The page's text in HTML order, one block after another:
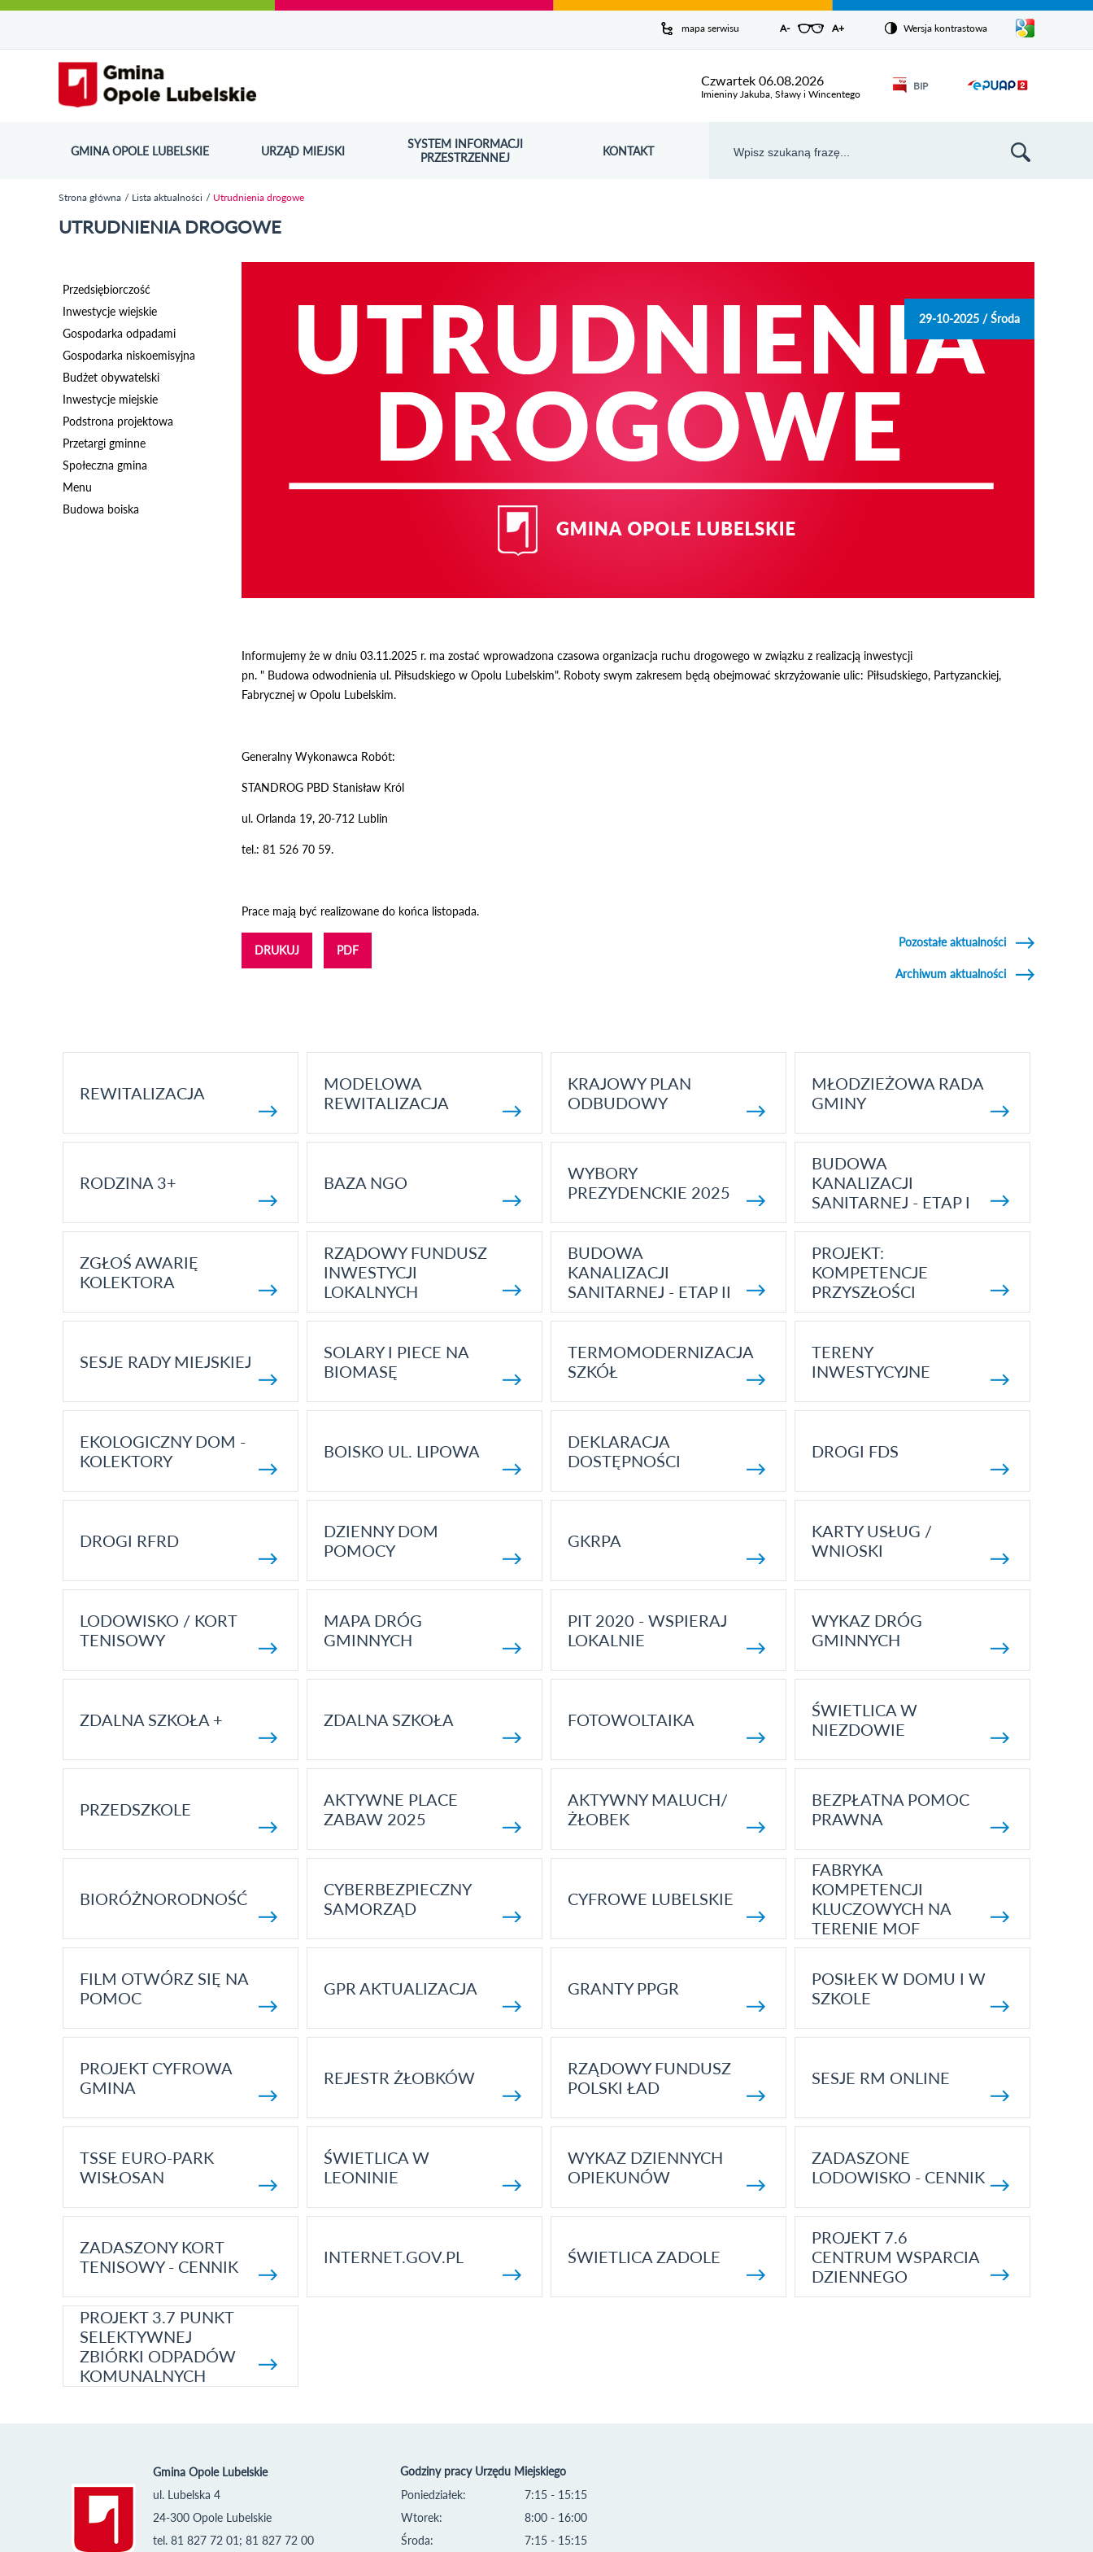
do
strony
do
menu
wyszukiwarki
ścieżki
nawigacyjnej
kategorii
aktualności
do
kalendarza
wydarzeń
do
galerii
do
stopki
mapa serwisu A-pomniejsz czcionkę
Zresetuj czcionkę
A+ powiększ czcionkęWersja kontrastowa
Pokaż/ukryj
listę
języków
Czwartek 06.08.2026
Imieniny Jakuba, Sławy i Wincentego
BIPOdnośnik
GMINA OPOLE LUBELSKIE URZĄD MIEJSKI
SYSTEM INFORMACJI
PRZESTRZENNEJ
ODNOŚNIK OTWORZY SIĘ W NOWYM OKNIE KONTAKT
Strona główna Lista aktualności Utrudnienia drogowe
UTRUDNIENIA DROGOWE
Przedsiębiorczość
Inwestycje wiejskie
Gospodarka odpadami
Gospodarka niskoemisyjna
Budżet obywatelski
Inwestycje miejskie
Podstrona projektowa
Przetargi gminne
Społeczna gmina
Menu
Budowa boiska
29-10-2025 / Środa
Informujemy że w dniu 03.11.2025 r. ma zostać wprowadzona czasowa organizacja ruchu drogowego w związku z realizacją inwestycji
pn. " Budowa odwodnienia ul. Piłsudskiego w Opolu Lubelskim". Roboty swym zakresem będą obejmować skrzyżowanie ulic: Piłsudskiego, Partyzanckiej,
Fabrycznej w Opolu Lubelskim.
Generalny Wykonawca Robót:
STANDROG PBD Stanisław Król
ul. Orlanda 19, 20-712 Lublin
tel.: 81 526 70 59.
Prace mają być realizowane do końca listopada.
DRUKUJ PDF
Pozostałe aktualności
Archiwum aktualności
REWITALIZACJA
MODELOWA
REWITALIZACJA
KRAJOWY PLAN
ODBUDOWY
MŁODZIEŻOWA RADA
GMINY
RODZINA 3+ BAZA NGO
WYBORY
PREZYDENCKIE 2025
BUDOWA
KANALIZACJI
SANITARNEJ - ETAP I
ZGŁOŚ AWARIĘ
KOLEKTORA
RZĄDOWY FUNDUSZ
INWESTYCJI
LOKALNYCH
BUDOWA
KANALIZACJI
SANITARNEJ - ETAP II
PROJEKT:
KOMPETENCJE
PRZYSZŁOŚCI
SESJE RADY MIEJSKIEJ
SOLARY I PIECE NA
BIOMASĘ
TERMOMODERNIZACJA
SZKÓŁ
TERENY
INWESTYCYJNE
EKOLOGICZNY DOM -
KOLEKTORY
BOISKO UL. LIPOWA
DEKLARACJA
DOSTĘPNOŚCI
DROGI FDS
DROGI RFRD
DZIENNY DOM
POMOCY
GKRPA
KARTY USŁUG /
WNIOSKI
LODOWISKO / KORT
TENISOWY
MAPA DRÓG
GMINNYCH
PIT 2020 - WSPIERAJ
LOKALNIE
WYKAZ DRÓG
GMINNYCH
ZDALNA SZKOŁA + ZDALNA SZKOŁA FOTOWOLTAIKA
ŚWIETLICA W
NIEZDOWIE
PRZEDSZKOLE
AKTYWNE PLACE
ZABAW 2025
AKTYWNY MALUCH/
ŻŁOBEK
BEZPŁATNA POMOC
PRAWNA
BIORÓŻNORODNOŚĆ
CYBERBEZPIECZNY
SAMORZĄD
CYFROWE LUBELSKIE
FABRYKA
KOMPETENCJI
KLUCZOWYCH NA
TERENIE MOF
FILM OTWÓRZ SIĘ NA
POMOC
GPR AKTUALIZACJA GRANTY PPGR
POSIŁEK W DOMU I W
SZKOLE
PROJEKT CYFROWA
GMINA
REJESTR ŻŁOBKÓW
RZĄDOWY FUNDUSZ
POLSKI ŁAD
SESJE RM ONLINE
TSSE EURO-PARK
WISŁOSAN
ŚWIETLICA W
LEONINIE
WYKAZ DZIENNYCH
OPIEKUNÓW
ZADASZONE
LODOWISKO - CENNIK
ZADASZONY KORT
TENISOWY - CENNIK
INTERNET.GOV.PL ŚWIETLICA ZADOLE
PROJEKT 7.6
CENTRUM WSPARCIA
DZIENNEGO
PROJEKT 3.7 PUNKT
SELEKTYWNEJ
ZBIÓRKI ODPADÓW
KOMUNALNYCH
Gmina Opole Lubelskie
ul. Lubelska 4
24-300 Opole Lubelskie
tel. 81 827 72 01; 81 827 72 00
Godziny pracy Urzędu Miejskiego
Poniedziałek:
Wtorek:
Środa:
7:15 - 15:15
8:00 - 16:00
7:15 - 15:15